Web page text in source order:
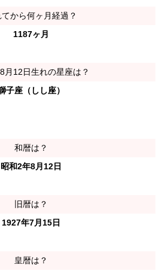
から何ヶ月経過？
1187ヶ月
月12日生れの星座は？
子座（しし座）
和暦は？
昭和2年8月12日
旧暦は？
1927年7月15日
皇暦は？